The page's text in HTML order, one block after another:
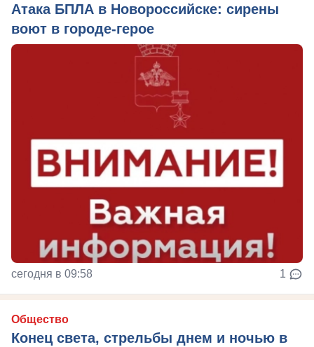
Атака БПЛА в Новороссийске: сирены
воют в городе-герое
сегодня в 09:58 1
Общество
Конец света, стрельбы днем и ночью в